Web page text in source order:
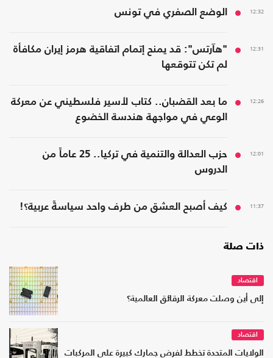
12:32 الوضع الصفري في تونس
12:31
"هآرتس": قد يمنح إتمام اتفاقية هرمز إيران مكافأة
لم تكن تتوقعها
12:26
ما بعد القضبان.. كتاب لأسير فلسطيني عن معركة
الوعي في مواجهة هندسة الخضوع
12:01
حزب العدالة والتنمية في تركيا.. 25 عاماً من
الدروس
11:37 كيف أصبح العشق من طرف واحد سياسةً عربية؟!
ذات صلة
اقتصاد
إلى أين وصلت معركة الرقائق العالمية؟
اقتصاد
الولايات المتحدة تخطط لفرض جمارك كبيرة على المركبات